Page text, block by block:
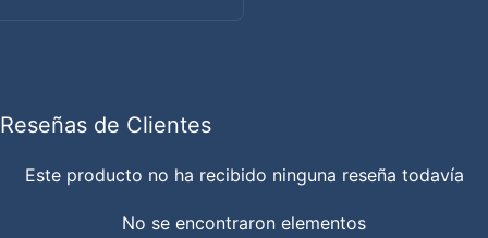
Reseñas de Clientes
Este producto no ha recibido ninguna reseña todavía
No se encontraron elementos